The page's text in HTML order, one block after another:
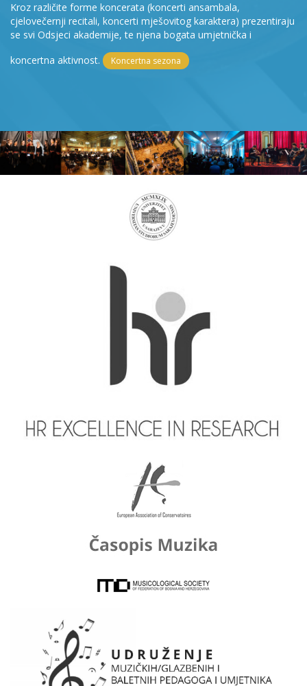
Kroz različite forme koncerata (koncerti ansambala,
cjelovečernji recitali, koncerti mješovitog karaktera) prezentiraju
se svi Odsjeci akademije, te njena bogata umjetnička i
koncertna aktivnost.
Koncertna sezona